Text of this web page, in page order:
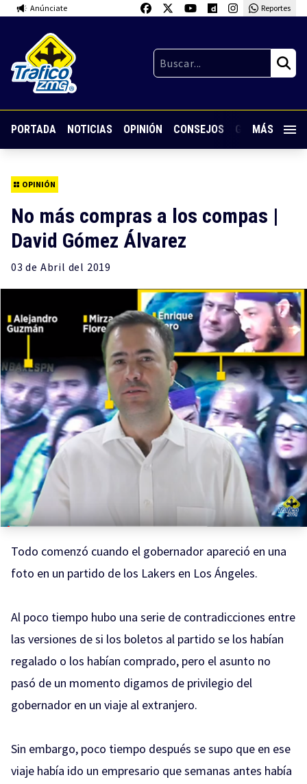
Anúnciate Reportes
PORTADA NOTICIAS OPINIÓN CONSEJOS GUARDIA
MÁS
OPINIÓN
No más compras a los compas |
David Gómez Álvarez
03 de Abril del 2019
Todo comenzó cuando el gobernador apareció en una
foto en un partido de los Lakers en Los Ángeles.
Al poco tiempo hubo una serie de contradicciones entre
las versiones de si los boletos al partido se los habían
regalado o los habían comprado, pero el asunto no
pasó de un momento digamos de privilegio del
gobernador en un viaje al extranjero.
Sin embargo, poco tiempo después se supo que en ese
viaje había ido un empresario que semanas antes había